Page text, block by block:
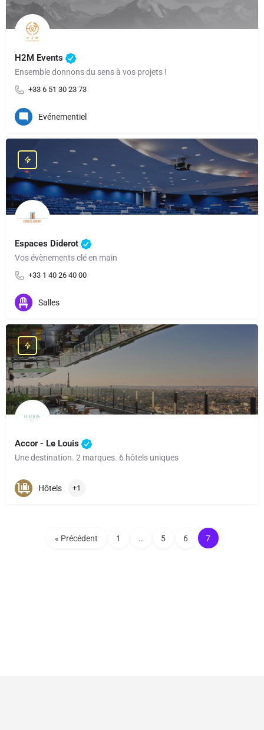
H2M Events
Ensemble donnons du sens à vos projets !
+33 6 51 30 23 73
Evénementiel
Espaces Diderot
Vos évènements clé en main
+33 1 40 26 40 00
Salles
Accor - Le Louis
Une destination. 2 marques. 6 hôtels uniques
Hôtels +1
« Précédent 1 … 5 6 7